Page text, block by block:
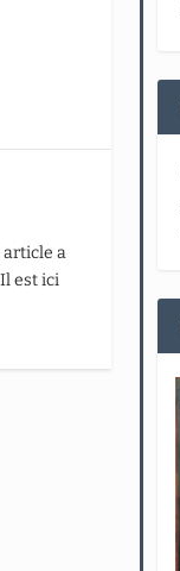
article a
est ici